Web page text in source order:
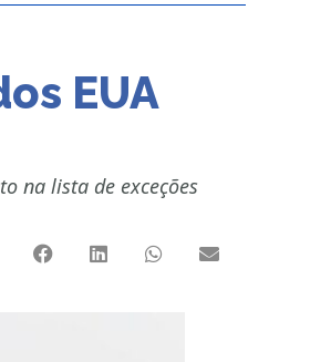
EUA
na lista de exceções